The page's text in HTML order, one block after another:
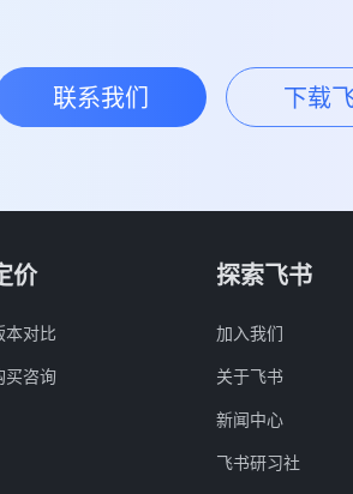
联系我们 下载
价
本对比
买咨询
探索飞书
加入我们
关于飞书
新闻中心
飞书研习社